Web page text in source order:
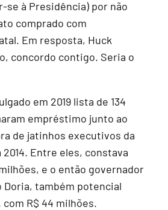
se à Presidência) por não
comprado com
Em resposta, Huck
concordo contigo. Seria o
em 2019 lista de 134
empréstimo junto ao
de jatinhos executivos da
Entre eles, constava
e o então governador
Doria, também potencial
R$ 44 milhões.